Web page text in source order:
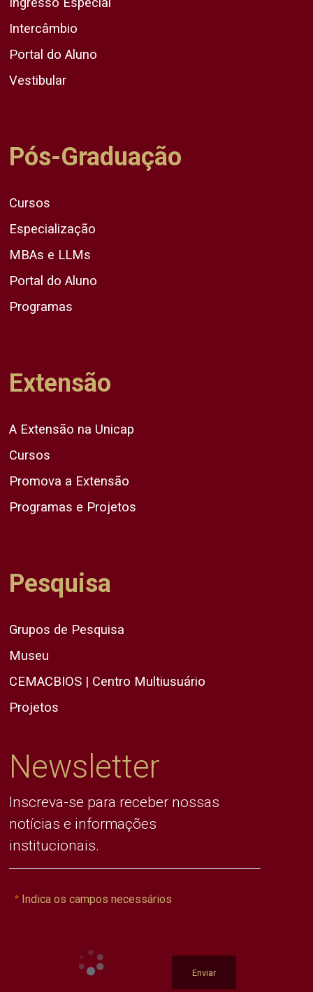
Intercâmbio
Portal do Aluno
Vestibular
Pós-Graduação
Cursos
Especialização
MBAs e LLMs
Portal do Aluno
Programas
Extensão
A Extensão na Unicap
Cursos
Promova a Extensão
Programas e Projetos
Pesquisa
Grupos de Pesquisa
Museu
CEMACBIOS | Centro Multiusuário
Projetos
Newsletter
Inscreva-se para receber nossas
notícias e informações
institucionais.
Indica os campos necessários
Enviar